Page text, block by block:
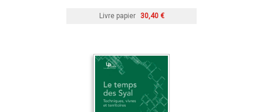
Livre papier 30,40 €